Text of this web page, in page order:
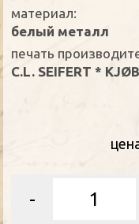
материал:
белый металл
печать
C.L. SEIFERT *
-